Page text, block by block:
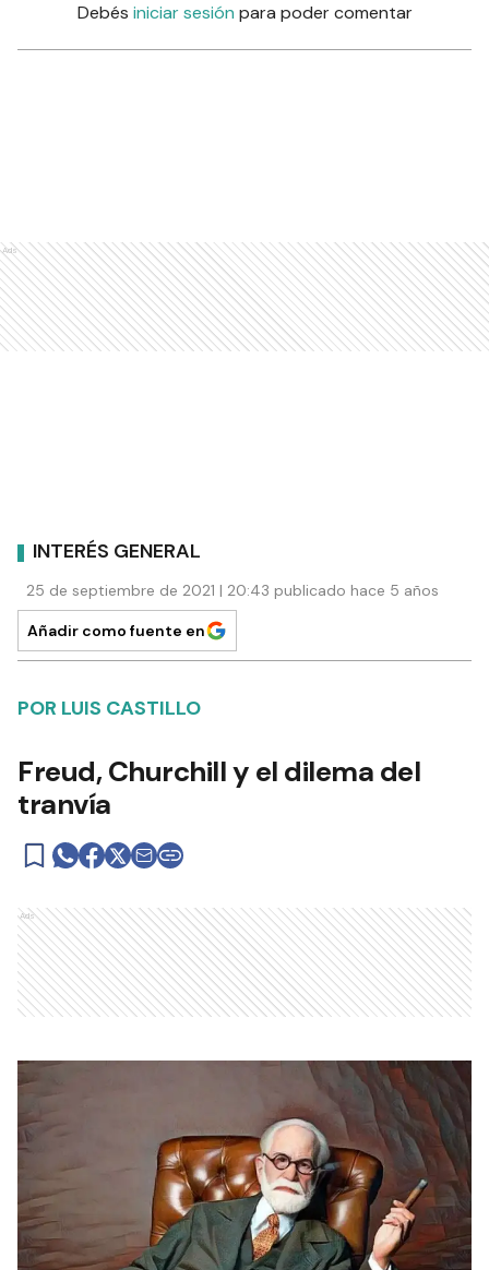
Debés iniciar sesión para poder comentar
Ads
INTERÉS GENERAL
25 de septiembre de 2021 | 20:43 publicado hace 5 años
Añadir como fuente en
POR LUIS CASTILLO
Freud, Churchill y el dilema del
tranvía
Ads